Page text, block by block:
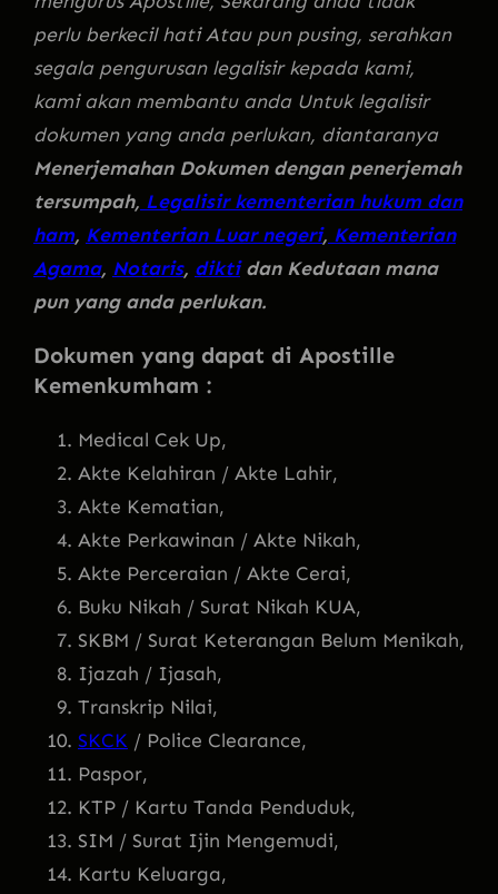
perlu berkecil hati Atau pun pusing, serahkan
segala pengurusan legalisir kepada kami,
kami akan membantu anda Untuk legalisir
dokumen yang anda perlukan, diantaranya
Menerjemahan Dokumen dengan penerjemah
tersumpah, Legalisir kementerian hukum dan
ham, Kementerian Luar negeri, Kementerian
Agama, Notaris, diktidan Kedutaan mana
pun yang anda perlukan.
Dokumen yang dapat di Apostille
Kemenkumham :
Medical Cek Up,
Akte Kelahiran / Akte Lahir,
Akte Kematian,
Akte Perkawinan / Akte Nikah,
Akte Perceraian / Akte Cerai,
Buku Nikah / Surat Nikah KUA,
SKBM / Surat Keterangan Belum Menikah,
Ijazah / Ijasah,
Transkrip Nilai,
SKCK / Police Clearance,
Paspor,
KTP / Kartu Tanda Penduduk,
SIM / Surat Ijin Mengemudi,
Kartu Keluarga,